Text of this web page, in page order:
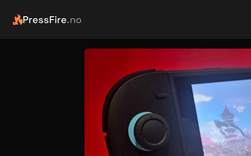
PressFire.no